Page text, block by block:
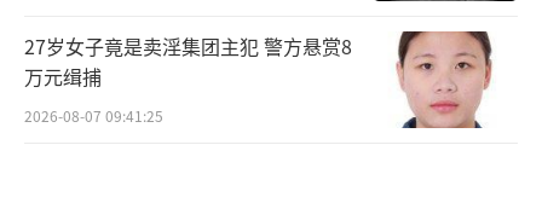
很多人在开始做某个艰难的任务前，都会
狠叹一口气给自己加油鼓劲，别以为这只是一
27岁女子竟是卖淫集团主犯 警方悬赏8
万元缉捕
2026-08-07 09:41:25